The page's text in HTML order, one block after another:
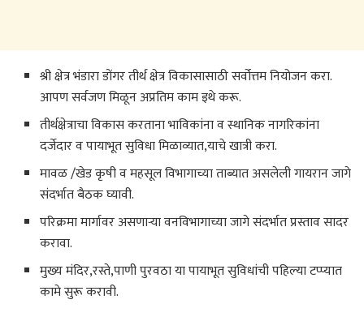
श्री क्षेत्र भंडारा डोंगर तीर्थ क्षेत्र विकासासाठी सर्वोत्तम नियोजन करा.
आपण सर्वजण मिळून अप्रतिम काम इथे करू.
तीर्थक्षेत्राचा विकास करताना भाविकांना व स्थानिक नागरिकांना
दर्जेदार व पायाभूत सुविधा मिळाव्यात,याचे खात्री करा.
मावळ /खेड कृषी व महसूल विभागाच्या ताब्यात असलेली गायरान जागे
संदर्भात बैठक घ्यावी.
परिक्रमा मार्गावर असणाऱ्या वनविभागाच्या जागे संदर्भात प्रस्ताव सादर
करावा.
मुख्य मंदिर,रस्ते,पाणी पुरवठा या पायाभूत सुविधांची पहिल्या टप्प्यात
कामे सुरू करावी.